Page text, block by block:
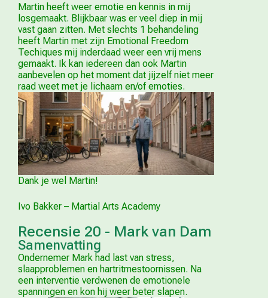
Martin heeft weer emotie en kennis in mij
losgemaakt. Blijkbaar was er veel diep in mij
vast gaan zitten. Met slechts 1 behandeling
heeft Martin met zijn Emotional Freedom
Techiques mij inderdaad weer een vrij mens
gemaakt. Ik kan iedereen dan ook Martin
aanbevelen op het moment dat jijzelf niet meer
raad weet met je lichaam en/of emoties.
Dank je wel Martin!
Ivo Bakker – Martial Arts Academy
Recensie 20 - Mark van Dam
Samenvatting
Ondernemer Mark had last van stress,
slaapproblemen en hartritmestoornissen. Na
een interventie verdwenen de emotionele
spanningen en kon hij weer beter slapen.